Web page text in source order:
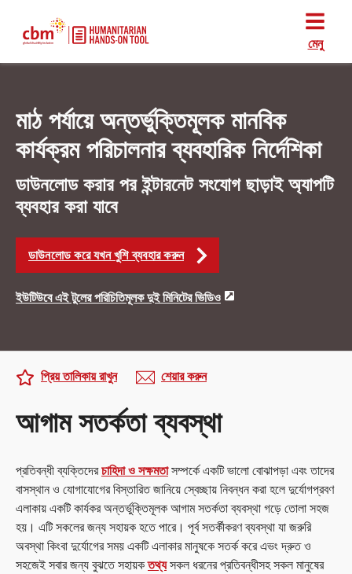
মেনু
মাঠ পর্যায়ে অন্তর্ভুক্তিমূলক মানবিক
কার্যক্রম পরিচালনার ব্যবহারিক নির্দেশিকা
ডাউনলোড করার পর ইন্টারনেট সংযোগ ছাড়াই অ্যাপটি
ব্যবহার করা যাবে
ডাউনলোড করে যখন খুশি ব্যবহার করুন
ইউটিউবে এই টুলের পরিচিতিমূলক দুই মিনিটের ভিডিও
আগাম সতর্কতা ব্যবস্থা
প্রিয় তালিকায় রাখুন শেয়ার করুন
প্রতিবন্ধী ব্যক্তিদেরচাহিদা ও সক্ষমতাসম্পর্কে একটি ভালো বোঝাপড়া এবং তাদের
বাসস্থান ও যোগাযোগের বিস্তারিত জানিয়ে স্বেচ্ছায় নিবন্ধন করা হলে দুর্যোগপ্রবণ
এলাকায় একটি কার্যকর অন্তর্ভুক্তিমূলক আগাম সতর্কতা ব্যবস্থা গড়ে তোলা সহজ
হয়। এটি সকলের জন্য সহায়ক হতে পারে। পূর্ব সতর্কীকরণ ব্যবস্থা যা জরুরি
অবস্থা কিংবা দুর্যোগের সময় একটি এলাকার মানুষকে সতর্ক করে এভং দ্রুত ও
সহজেই সবার জন্য বুঝতে সহায়কতথ্যসকল ধরনের প্রতিবন্ধীসহ সকল মানুষের